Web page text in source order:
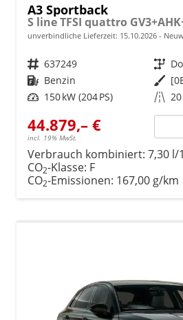
A3 Sportback
unverbindliche Lieferzeit: 15.10.2026
Fahrzeugnr. 637249 Getriebe
Kraftstoff Benzin Außenfarbe
Leistung 150 kW (204 PS) Kilometerstand
44.879,– €
incl. 19% MwSt.
Verbrauch kombiniert: 7,30 l/
CO2-Klasse: F
CO2-Emissionen: 167,00 g/km